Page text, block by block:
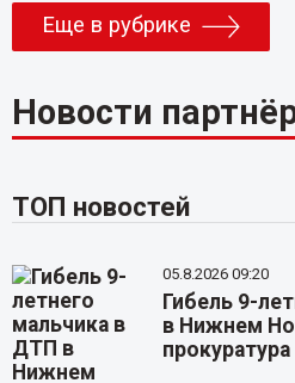
Еще в рубрике
Новости
ТОП новостей
05.8.2026 09:20
Гибель 9-
в Нижнем
прокуратура